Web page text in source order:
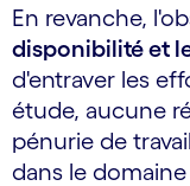
En revanche,
disponibilité et
d'entraver les
étude, aucune
pénurie de
dans le